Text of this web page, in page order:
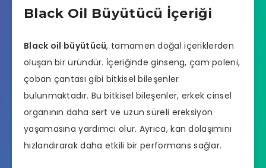
Black Oil Büyütücü İçeriği
Black oil büyütücü, tamamen doğal içeriklerden
oluşan bir üründür. İçeriğinde ginseng, çam poleni,
çoban çantası gibi bitkisel bileşenler
bulunmaktadır. Bu bitkisel bileşenler, erkek cinsel
organının daha sert ve uzun süreli ereksiyon
yaşamasına yardımcı olur. Ayrıca, kan dolaşımını
hızlandırarak daha etkili bir performans sağlar.